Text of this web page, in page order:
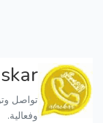
تواصل
وفعالية.